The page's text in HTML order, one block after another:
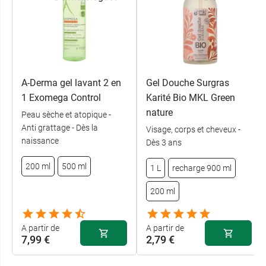
les caractéristiques
Corps et cheveux
pH physiologique
97% du total est d'origine naturelle (Fleur
d'oranger)
99% du total est d'origine naturelle
(Pamplemousse)
11% du total des ingrédients sont issus de
l'agriculture biologique (Fleur d'oranger)
10% du total des ingrédients sont issus de
l'agriculture biologique (Pamplemousse)
0 % sulfates (sans tensioactifs sulfatés)
0 % savon
Vegan
A-Derma gel lavant 2 en
1 Exomega Control
Peau sèche et atopique -
Anti grattage - Dès la
naissance
200 ml 500 ml
A partir de
7,99 €
Gel Douche Surgras
Karité Bio MKL Green
nature
Visage, corps et cheveux -
Dès 3 ans
1 L recharge 900 ml
200 ml
A partir de
2,79 €